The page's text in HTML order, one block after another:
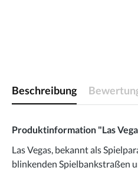
Beschreibung
Produktinformation "Las
Las Vegas, bekannt als
blinkenden Spielbankstraßen